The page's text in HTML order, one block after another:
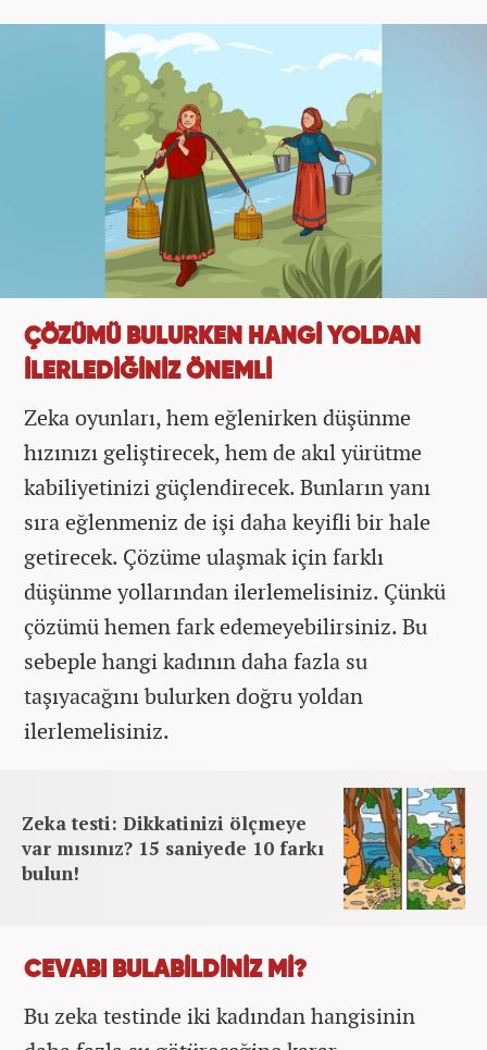
ÇÖZÜMÜ BULURKEN HANGİ YOLDAN
İLERLEDİĞİNİZ ÖNEMLİ
Zeka oyunları, hem eğlenirken düşünme
hızınızı geliştirecek, hem de akıl yürütme
kabiliyetinizi güçlendirecek. Bunların yanı
sıra eğlenmeniz de işi daha keyifli bir hale
getirecek. Çözüme ulaşmak için farklı
düşünme yollarından ilerlemelisiniz. Çünkü
çözümü hemen fark edemeyebilirsiniz. Bu
sebeple hangi kadının daha fazla su
taşıyacağını bulurken doğru yoldan
ilerlemelisiniz.
Zeka testi: Dikkatinizi ölçmeye
var mısınız? 15 saniyede 10 farkı
bulun!
CEVABI BULABİLDİNİZ Mİ?
Bu zeka testinde iki kadından hangisinin